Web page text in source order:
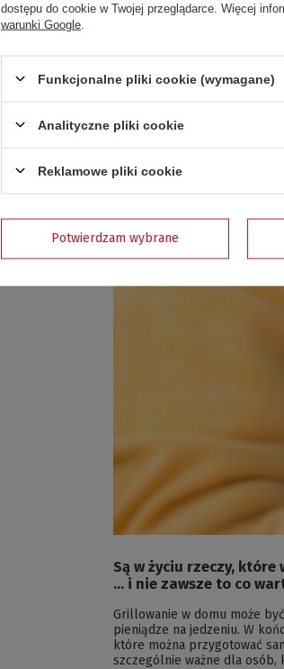
Są w życiu rzeczy,
… i nie zawsze to co
Grillowanie w domu może
pieniądze na jedzeniu. W
które można przygotować
szczególnie ważne dla
dostępu do cookie w Twojej przeglądarce. Więcej
warunki Google
Funkcjonalne pliki cookie (wymagane)
Analityczne pliki cookie
Reklamowe pliki cookie
Potwierdzam wybrane